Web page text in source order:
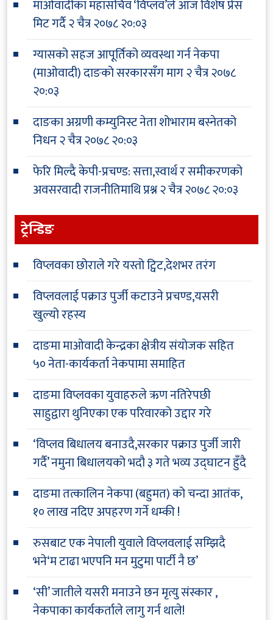
माओवादीका महासचिव ‘विप्लव’ले आज विशेष प्रेस
मिट गर्दै२ चैत्र २०७८ २०:०३
ग्यासको सहज आपूर्तिको व्यवस्था गर्न नेकपा
(माओवादी) दाङको सरकारसँग माग२ चैत्र २०७८
२०:०३
दाङका अग्रणी कम्युनिस्ट नेता शोभाराम बस्नेतको
निधन२ चैत्र २०७८ २०:०३
फेरि मिल्दै केपी-प्रचण्ड: सत्ता,स्वार्थ र समीकरणको
अवसरवादी राजनीतिमाथि प्रश्न२ चैत्र २०७८ २०:०३
ट्रेन्डिङ
विप्लवका छोराले गरे यस्तो ट्विट,देशभर तरंग
विप्लवलाई पक्राउ पुर्जी कटाउने प्रचण्ड,यसरी
खुल्यो रहस्य
दाङमा माओवादी केन्द्रका क्षेत्रीय संयोजक सहित
५० नेता-कार्यकर्ता नेकपामा समाहित
दाङमा विप्लवका युवाहरुले ऋण नतिरेपछी
साहुद्वारा थुनिएका एक परिवारको उद्दार गरे
‘विप्लव बिधालय बनाउदै,सरकार पक्राउ पुर्जी जारी
गर्दै’ नमुना बिधालयको भदौ ३ गते भव्य उद्घाटन हुँदै
दाङमा तत्कालिन नेकपा (बहुमत) को चन्दा आतंक,
१० लाख नदिए अपहरण गर्ने धम्की !
रुसबाट एक नेपाली युवाले विप्लवलाई सम्झिदै
भने‘म टाढा भएपनि मन मुटुमा पार्टी नै छ’
‘सी’ जातीले यसरी मनाउने छन मृत्यु संस्कार ,
नेकपाका कार्यकर्ताले लागु गर्न थाले!